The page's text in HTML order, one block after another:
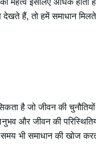
महत्व इसलिए अधिक होता है
देखते हैं, तो हमें समाधान
है जो जीवन की
और जीवन की
समय भी समाधान की खोज